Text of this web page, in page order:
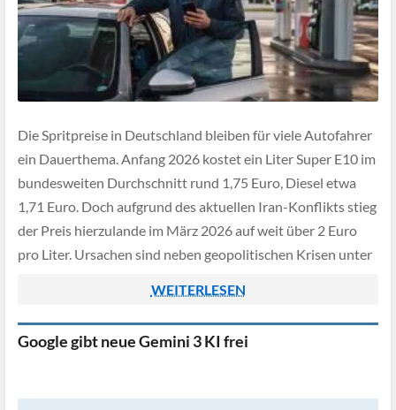
Die Spritpreise in Deutschland bleiben für viele Autofahrer
ein Dauerthema. Anfang 2026 kostet ein Liter Super E10 im
bundesweiten Durchschnitt rund 1,75 Euro, Diesel etwa
1,71 Euro. Doch aufgrund des aktuellen Iran-Konflikts stieg
der Preis hierzulande im März 2026 auf weit über 2 Euro
pro Liter. Ursachen sind neben geopolitischen Krisen unter
WEITERLESEN
Google gibt neue Gemini 3 KI frei